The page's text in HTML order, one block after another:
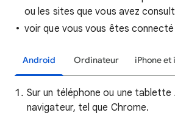
ou les sites que vous avez
voir que vous vous êtes
Android Ordinateur iPhone et
Sur un téléphone ou une tablette
navigateur, tel que Chrome.